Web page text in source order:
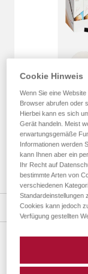
Zum
Anfang
der
springen
Details
Cookie Hinweis
Wenn Sie eine
Browser abrufen oder
Hierbei kann es sich
Gerät handeln. Meist
erwartungsgemäße
Informationen werden
kann Ihnen aber ein
Ihr Recht auf
bestimmte Arten von
verschiedenen
Standardeinstellungen
Cookies kann jedoch
Verfügung gestellten